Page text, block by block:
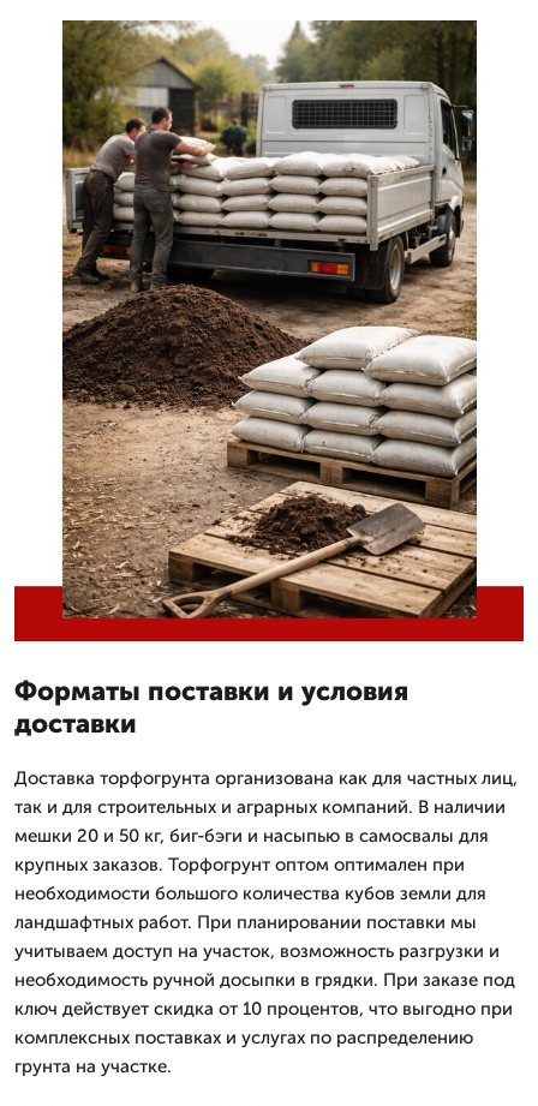
Форматы поставки и условия
доставки
Доставка торфогрунта организована как для частных лиц,
так и для строительных и аграрных компаний. В наличии
мешки 20 и 50 кг, биг-бэги и насыпью в самосвалы для
крупных заказов. Торфогрунт оптом оптимален при
необходимости большого количества кубов земли для
ландшафтных работ. При планировании поставки мы
учитываем доступ на участок, возможность разгрузки и
необходимость ручной досыпки в грядки. При заказе под
ключ действует скидка от 10 процентов, что выгодно при
комплексных поставках и услугах по распределению
грунта на участке.